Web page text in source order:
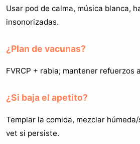
Usar pod de calma, música blanca,
insonorizadas.
¿Plan de vacunas?
FVRCP + rabia; mantener refuerzos
¿Si baja el apetito?
Templar la comida, mezclar
vet si persiste.